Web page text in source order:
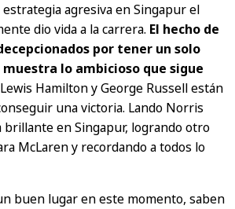
agresiva en Singapur el
dio vida a la carrera. El hecho de
por tener un solo
muestra lo ambicioso que sigue
Hamilton y George Russell están
una victoria. Lando Norris
brillante en Singapur, logrando otro
McLaren y recordando a todos lo
buen lugar en este momento, saben